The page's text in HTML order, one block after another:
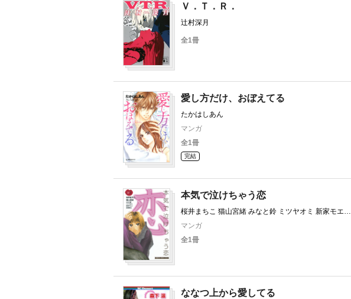
Ｖ．Ｔ．Ｒ．
辻村深月
全1冊
愛し方だけ、おぼえてる
たかはしあん
マンガ
全1冊
完結
本気で泣けちゃう恋
桜井まちこ 猫山宮緒 みなと鈴 ミツヤオミ 新家モエリ
高橋利枝
マンガ
全1冊
ななつ上から愛してる